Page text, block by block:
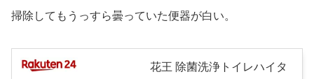
掃除してもうっすら曇っていた便器が白い。
花王 除菌洗浄トイレハイタ